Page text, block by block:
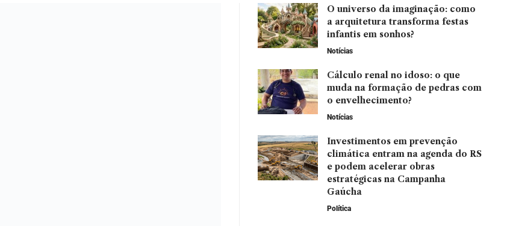
O universo da imaginação: como
a arquitetura transforma festas
infantis em sonhos?
Notícias
Cálculo renal no idoso: o que
muda na formação de pedras com
o envelhecimento?
Notícias
Investimentos em prevenção
climática entram na agenda do RS
e podem acelerar obras
estratégicas na Campanha
Gaúcha
Política